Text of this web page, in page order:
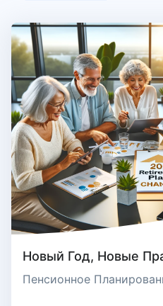
Новый Год, Новые
Пенсионное